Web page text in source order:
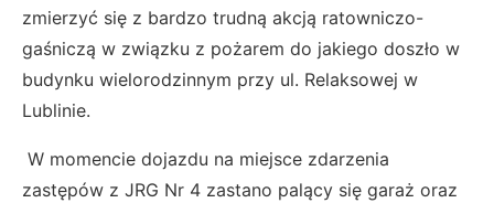
zmierzyć się z bardzo trudną akcją ratowniczo-
gaśniczą w związku z pożarem do jakiego doszło w
budynku wielorodzinnym przy ul. Relaksowej w
Lublinie.
W momencie dojazdu na miejsce zdarzenia
zastępów z JRG Nr 4 zastano palący się garaż oraz